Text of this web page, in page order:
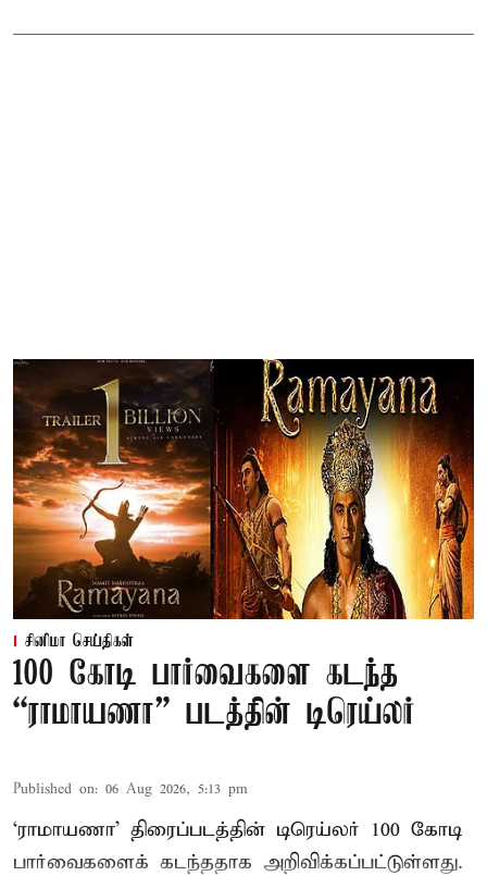
சினிமா செய்திகள்
100 கோடி பார்வைகளை கடந்த
“ராமாயணா” படத்தின் டிரெய்லர்
Published on: 06 Aug 2026, 5:13 pm
‘ராமாயணா’ திரைப்படத்தின் டிரெய்லர் 100 கோடி
பார்வைகளைக் கடந்ததாக அறிவிக்கப்பட்டுள்ளது.